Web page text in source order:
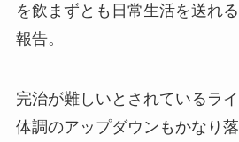
を飲まずとも日常生活を送れ
報告。
完治が難しいとされているラ
体調のアップダウンもかなり